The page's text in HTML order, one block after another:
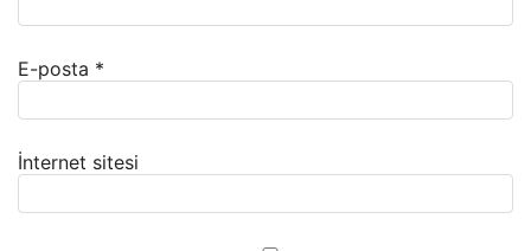
E-posta *
İnternet sitesi